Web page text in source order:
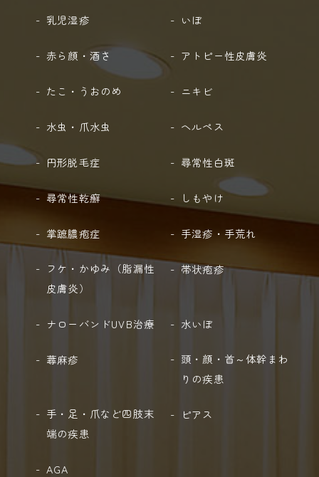
乳児湿疹 いぼ
赤ら顔・酒さ アトピー性皮膚炎
たこ・うおのめ ニキビ
水虫・爪水虫 ヘルペス
円形脱毛症 尋常性白斑
尋常性乾癬 しもやけ
掌蹠膿疱症 手湿疹・手荒れ
フケ・かゆみ（脂漏性
皮膚炎）
帯状疱疹
ナローバンドUVB治療 水いぼ
蕁麻疹
頭・顔・首～体幹まわ
りの疾患
手・足・爪など四肢末
端の疾患
ピアス
AGA